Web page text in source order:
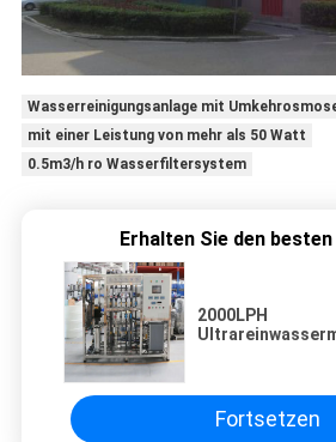
Wasserreinigungsanlage mit
mit einer Leistung von mehr als 50 Watt
0.5m3/h ro Wasserfiltersystem
Erhalten Sie den
2000LPH
Fortsetzen